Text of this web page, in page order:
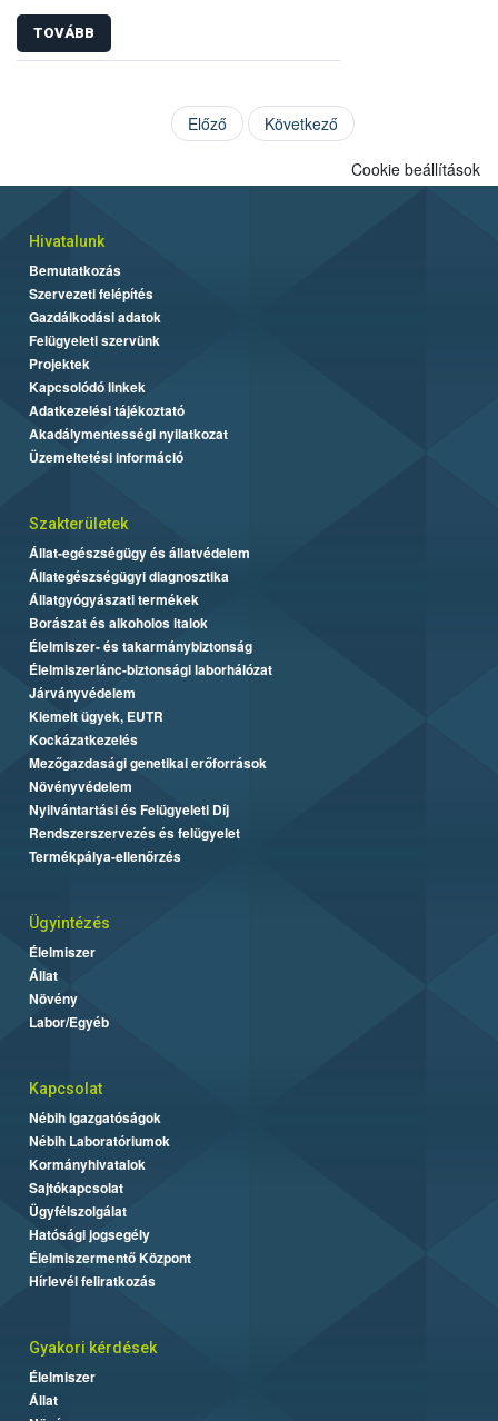
TOVÁBB
Előző Következő
Cookie beállítások
Hivatalunk
Bemutatkozás
Szervezeti felépítés
Gazdálkodási adatok
Felügyeleti szervünk
Projektek
Kapcsolódó linkek
Adatkezelési tájékoztató
Akadálymentességi nyilatkozat
Üzemeltetési információ
Szakterületek
Állat-egészségügy és állatvédelem
Állategészségügyi diagnosztika
Állatgyógyászati termékek
Borászat és alkoholos italok
Élelmiszer- és takarmánybiztonság
Élelmiszerlánc-biztonsági laborhálózat
Járványvédelem
Kiemelt ügyek, EUTR
Kockázatkezelés
Mezőgazdasági genetikai erőforrások
Növényvédelem
Nyilvántartási és Felügyeleti Díj
Rendszerszervezés és felügyelet
Termékpálya-ellenőrzés
Ügyintézés
Élelmiszer
Állat
Növény
Labor/Egyéb
Kapcsolat
Nébih Igazgatóságok
Nébih Laboratóriumok
Kormányhivatalok
Sajtókapcsolat
Ügyfélszolgálat
Hatósági jogsegély
Élelmiszermentő Központ
Hírlevél feliratkozás
Gyakori kérdések
Élelmiszer
Állat